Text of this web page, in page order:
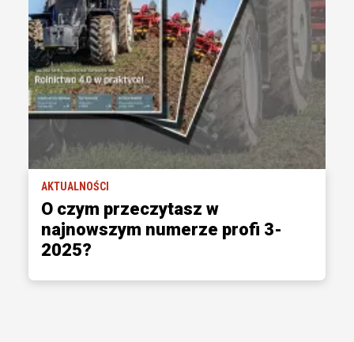
AKTUALNOŚCI
O czym przeczytasz w
najnowszym numerze profi 3-
2025?